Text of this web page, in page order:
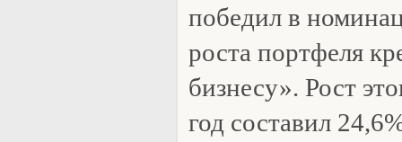
победил в
роста портфеля
бизнесу». Рост
год составил